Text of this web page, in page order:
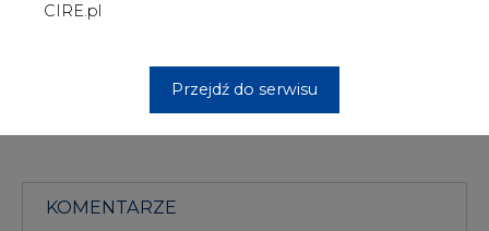
CIRE.pl
Przejdź do serwisu
#kraj #
Artykuł powstał bez wsparcia narzędzi sztucznej inteligencji.
Wydawca portalu CIRE zgadza się na włączenie publikacji do
KOMENTARZE